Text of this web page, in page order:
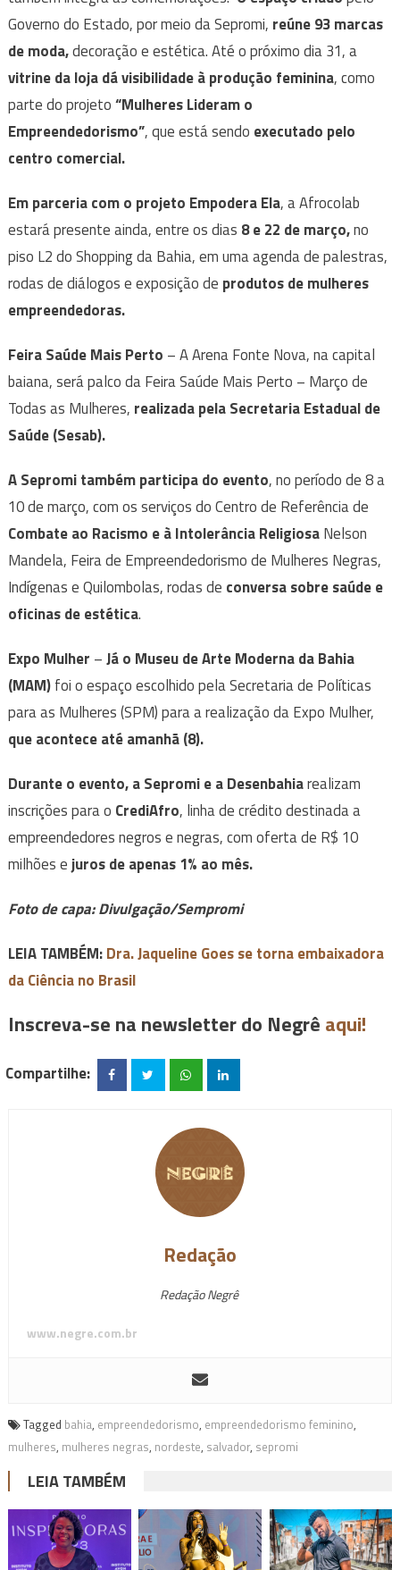
Governo do Estado, por meio da Sepromi, reúne 93 marcas
de moda,decoração e estética. Até o próximo dia 31, a
vitrine da loja dá visibilidade à produção feminina, como
parte do projeto“Mulheres Lideram o
Empreendedorismo”, que está sendo executado pelo
centro comercial.
Em parceria com o projeto Empodera Ela, a Afrocolab
estará presente ainda, entre os dias 8 e 22 de março,no
piso L2 do Shopping da Bahia, em uma agenda de palestras,
rodas de diálogos e exposição de produtos de mulheres
empreendedoras.
Feira Saúde Mais Perto – A Arena Fonte Nova, na capital
baiana, será palco da Feira Saúde Mais Perto – Março de
Todas as Mulheres, realizada pela Secretaria Estadual de
Saúde (Sesab).
A Sepromi também participa do evento, no período de 8 a
10 de março, com os serviços do Centro de Referência de
Combate ao Racismo e à Intolerância ReligiosaNelson
Mandela, Feira de Empreendedorismo de Mulheres Negras,
Indígenas e Quilombolas, rodas de conversa sobre saúde e
oficinas de estética.
Expo Mulher –Já o Museu de Arte Moderna da Bahia
(MAM)foi o espaço escolhido pela Secretaria de Políticas
para as Mulheres (SPM) para a realização da Expo Mulher,
que acontece até amanhã (8).
Durante o evento, a Sepromi e a Desenbahiarealizam
inscrições para o CrediAfro, linha de crédito destinada a
empreendedores negros e negras, com oferta de R$ 10
milhões ejuros de apenas 1% ao mês.
Foto de capa:Divulgação/Sempromi
LEIA TAMBÉM:Dra. Jaqueline Goes se torna embaixadora
da Ciência no Brasil
Inscreva-se na newsletter do Negrê aqui!
Compartilhe:
Redação
Redação Negrê
www.negre.com.br
Tagged bahia, empreendedorismo, empreendedorismo feminino,
mulheres, mulheres negras, nordeste, salvador, sepromi
LEIA TAMBÉM